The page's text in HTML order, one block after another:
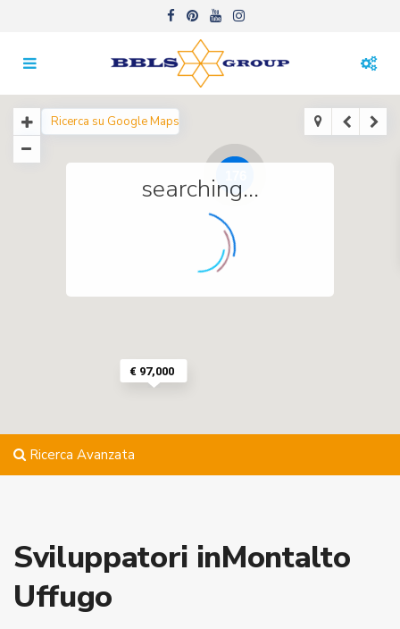
€ 97,000
searching...
Ricerca Avanzata
Sviluppatori inMontalto
Uffugo